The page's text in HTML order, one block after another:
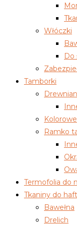
Włóczki
Do
Tamborki
Kolorowe
Ramko
Termofolia do
Tkaniny do
Bawełna
Drelich